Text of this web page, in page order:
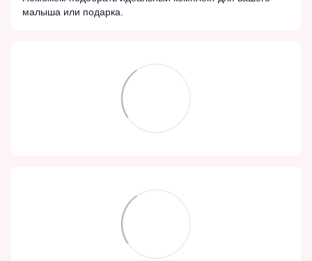
малыша или подарка.